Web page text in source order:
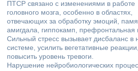
ПТСР связано с изменениями в работе
головного мозга, особенно в областях,
отвечающих за обработку эмоций,
амигдала, гиппокамп, префронтальная
Сильный стресс вызывает дисбаланс в
системе, усилить вегетативные реакции,
повысить уровень тревоги.
Нарушение нейробиологических